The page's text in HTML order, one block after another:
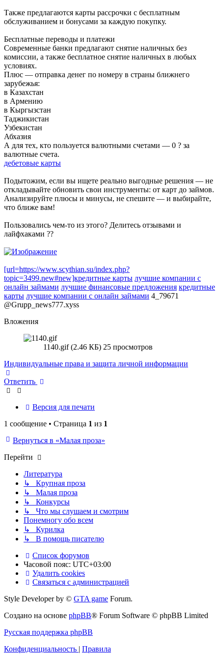
Также предлагаются карты рассрочки с бесплатным
обслуживанием и бонусами за каждую покупку.
Бесплатные переводы и платежи
Современные банки предлагают снятие наличных без
комиссии, а также бесплатное снятие наличных в любых
условиях.
Плюс — отправка денег по номеру в страны ближнего
зарубежья:
в Казахстан
в Армению
в Кыргызстан
Таджикистан
Узбекистан
Абхазия
А для тех, кто пользуется валютными счетами — 0 ? за
валютные счета.
дебетовые карты
Подытожим, если вы ищете реально выгодные решения — не
откладывайте обновить свои инструменты: от карт до займов.
Анализируйте плюсы и минусы, не спешите — и выбирайте,
что ближе вам!
Пользовались чем-то из этого? Делитесь отзывами и
лайфхаками ??
[url=https://www.scythian.su/index.php?
topic=3499.new#new]кредитные карты лучшие компании с
онлайн займами лучшие финансовые предложения кредитные
карты лучшие компании с онлайн займами 4_79671
@Grupp_news777.xyss
Вложения
1140.gif (2.46 КБ) 25 просмотров
Индивидуальные права и защита личной информации
к
началу
Ответить
Версия для печати
1 сообщение • Страница 1 из 1
Вернуться в «Малая проза»
Перейти
Литература
↳ Крупная проза
↳ Малая проза
↳ Конкурсы
↳ Что мы слушаем и смотрим
Понемногу обо всем
↳ Курилка
↳ В помощь писателю
Список форумов
Часовой пояс: UTC+03:00
Удалить cookies
Связаться с администрацией
Style Developer by © GTA game Forum.
Создано на основе phpBB® Forum Software © phpBB Limited
Русская поддержка phpBB
Конфиденциальность | Правила